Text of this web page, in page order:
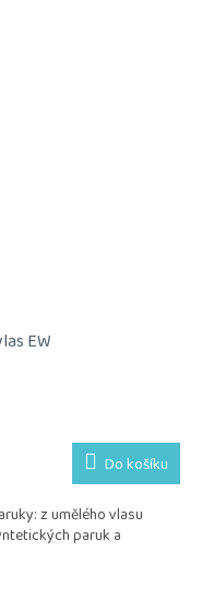
EW
Do košíku
z umělého vlasu
paruk a